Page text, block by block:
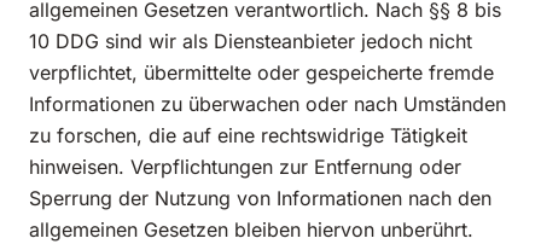
allgemeinen Gesetzen verantwortlich. Nach §§ 8 bis
10 DDG sind wir als Diensteanbieter jedoch nicht
verpflichtet, übermittelte oder gespeicherte fremde
Informationen zu überwachen oder nach Umständen
zu forschen, die auf eine rechtswidrige Tätigkeit
hinweisen. Verpflichtungen zur Entfernung oder
Sperrung der Nutzung von Informationen nach den
allgemeinen Gesetzen bleiben hiervon unberührt.